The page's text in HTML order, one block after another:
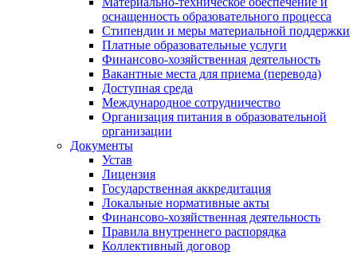
оснащенность образовательного процесса
Стипендии и меры материальной поддержки
Платные образовательные услуги
Финансово-хозяйственная деятельность
Вакантные места для приема (перевода)
Доступная среда
Международное сотрудничество
Организация питания в образовательной
организации
Документы
Устав
Лицензия
Государственная аккредитация
Локальные нормативные акты
Финансово-хозяйственная деятельность
Правила внутреннего распорядка
Коллективный договор